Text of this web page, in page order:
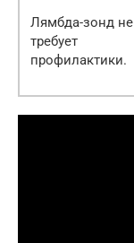
Лямбда-зонд не
требует
профилактики.